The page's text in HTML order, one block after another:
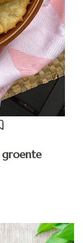
groente